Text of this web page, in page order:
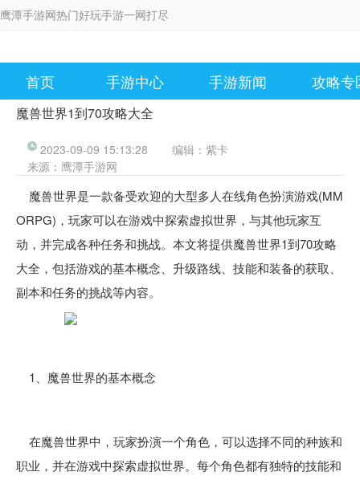
鹰潭手游网热门好玩手游一网打尽
首页 手游中心 手游新闻 攻略专
魔兽世界1到70攻略大全
2023-09-09 15:13:28 编辑： 紫卡
来源： 鹰潭手游网
魔兽世界是一款备受欢迎的大型多人在线角色扮演游戏(MM
ORPG)，玩家可以在游戏中探索虚拟世界，与其他玩家互
动，并完成各种任务和挑战。本文将提供魔兽世界1到70攻略
大全，包括游戏的基本概念、升级路线、技能和装备的获取、
副本和任务的挑战等内容。
1、魔兽世界的基本概念
在魔兽世界中，玩家扮演一个角色，可以选择不同的种族和
职业，并在游戏中探索虚拟世界。每个角色都有独特的技能和